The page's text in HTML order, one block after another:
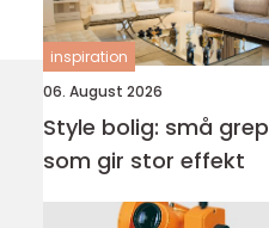
inspiration
06. August 2026
Style bolig: små grep
som gir stor effekt